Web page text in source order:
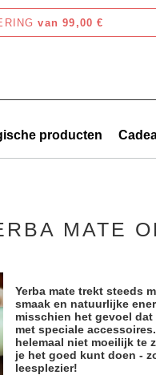
van 99,00 €
producten
MATE
Yerba mate trekt steeds
smaak en natuurlijke
misschien het gevoel
met speciale
helemaal niet moeilijk te
je het goed kunt doen -
leesplezier!